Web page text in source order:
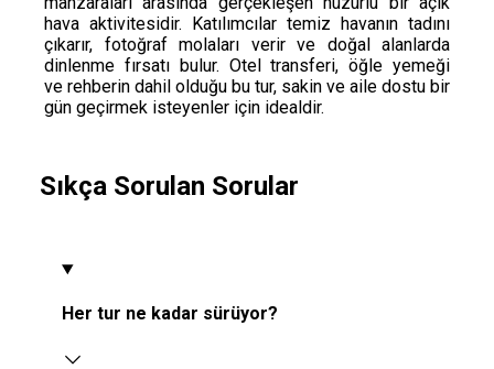
hava aktivitesidir. Katılımcılar temiz havanın tadını
çıkarır, fotoğraf molaları verir ve doğal alanlarda
dinlenme fırsatı bulur. Otel transferi, öğle yemeği
ve rehberin dahil olduğu bu tur, sakin ve aile dostu bir
gün geçirmek isteyenler için idealdir.
Sıkça Sorulan Sorular
Her tur ne kadar sürüyor?